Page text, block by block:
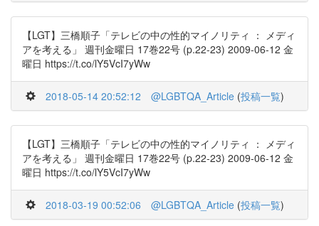
【LGT】三橋順子「テレビの中の性的マイノリティ ： メディ
アを考える」 週刊金曜日 17巻22号 (p.22-23) 2009-06-12 金
曜日 https://t.co/lY5VcI7yWw
2018-05-14 20:52:12 @LGBTQA_Article (投稿一覧)
【LGT】三橋順子「テレビの中の性的マイノリティ ： メディ
アを考える」 週刊金曜日 17巻22号 (p.22-23) 2009-06-12 金
曜日 https://t.co/lY5VcI7yWw
2018-03-19 00:52:06 @LGBTQA_Article (投稿一覧)